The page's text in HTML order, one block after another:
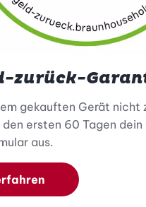
zurück-
gekauften Gerät nicht
ersten 60 Tagen dein
aus.